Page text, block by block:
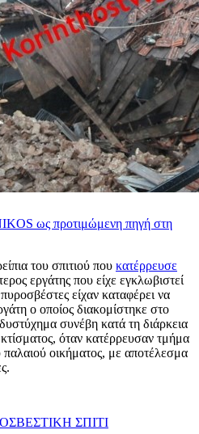
ως προτιμώμενη πηγή στη
του σπιτιού που κατέρρευσε
εργάτης που είχε εγκλωβιστεί
είχαν καταφέρει να
ο οποίος διακομίστηκε στο
συνέβη κατά τη διάρκεια
όταν κατέρρευσαν τμήμα
παλαιού οικήματος, με αποτέλεσμα
ΣΠΙΤΙ